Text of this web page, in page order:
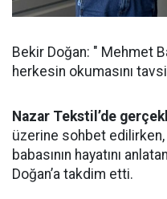
Bekir Doğan: " Mehmet
herkesin okumasını
Nazar Tekstil’de
üzerine sohbet edilirken,
babasının hayatını
Doğan’a takdim etti.